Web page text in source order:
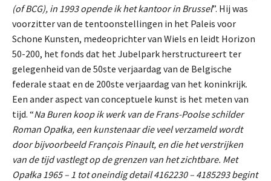
(of BCG), in 1993 opende ik het kantoor in Brussel”. Hij was
voorzitter van de tentoonstellingen in het Paleis voor
Schone Kunsten, medeoprichter van Wiels en leidt Horizon
50-200, het fonds dat het Jubelpark herstructureert ter
gelegenheid van de 50ste verjaardag van de Belgische
federale staat en de 200ste verjaardag van het koninkrijk.
Een ander aspect van conceptuele kunst is het meten van
tijd. “Na Buren koop ik werk van de Frans-Poolse schilder
Roman Opałka, een kunstenaar die veel verzameld wordt
door bijvoorbeeld François Pinault, en die het verstrijken
van de tijd vastlegt op de grenzen van het zichtbare. Met
Opałka 1965 – 1 tot oneindig detail 4162230 – 4185293 begint